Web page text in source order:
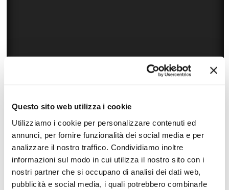
Questo sito web utilizza i cookie
Utilizziamo i cookie per personalizzare contenuti ed
annunci, per fornire funzionalità dei social media e per
analizzare il nostro traffico. Condividiamo inoltre
informazioni sul modo in cui utilizza il nostro sito con i
nostri partner che si occupano di analisi dei dati web,
pubblicità e social media, i quali potrebbero combinarle
Zoom
Offerte
richiesta
Scopri i prezzi »